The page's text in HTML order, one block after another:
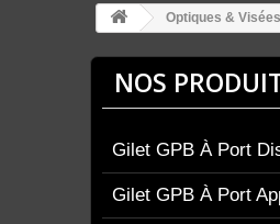
Optiques & Visées
NOS
Gilet GPB À Port
Gilet GPB À Port